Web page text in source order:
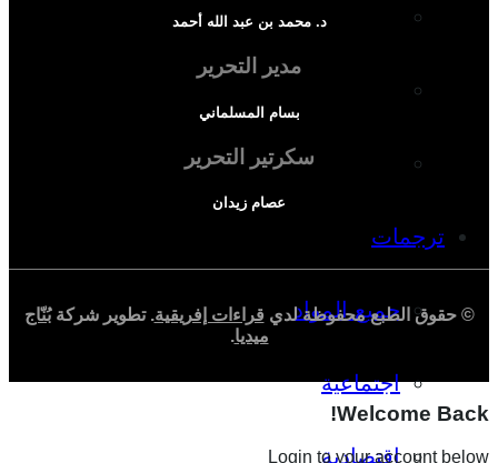
دراسة سياسية
دراسة اقتصادية
ترجمات
جميع المواد
اجتماعية
اقتصادية
د. محمد بن عبد الله أحمد
مدير التحرير
بسام المسلماني
سكرتير التحرير
عصام زيدان
© حقوق الطبع محفوظة لدي قراءات إفريقية. تطوير شركةبُنّاج
ميديا.
Welcome Back!
Login to your account below